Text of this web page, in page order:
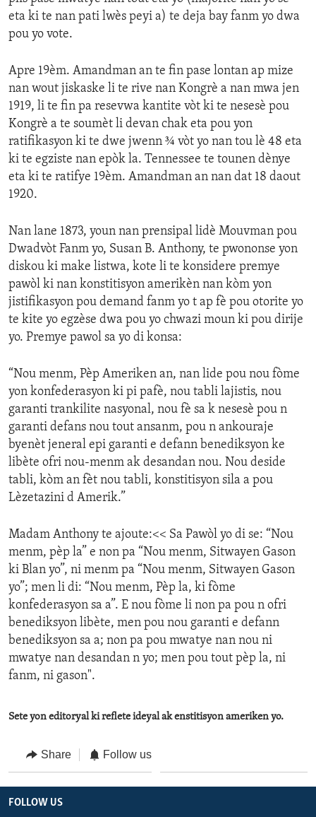
eta ki te nan pati lwès peyi a) te deja bay fanm yo dwa
pou yo vote.
Apre 19èm. Amandman an te fin pase lontan ap mize
nan wout jiskaske li te rive nan Kongrè a nan mwa jen
1919, li te fin pa resevwa kantite vòt ki te nesesè pou
Kongrè a te soumèt li devan chak eta pou yon
ratifikasyon ki te dwe jwenn ¾ vòt yo nan tou lè 48 eta
ki te egziste nan epòk la. Tennessee te tounen dènye
eta ki te ratifye 19èm. Amandman an nan dat 18 daout
1920.
Nan lane 1873, youn nan prensipal lidè Mouvman pou
Dwadvòt Fanm yo, Susan B. Anthony, te pwononse yon
diskou ki make listwa, kote li te konsidere premye
pawòl ki nan konstitisyon amerikèn nan kòm yon
jistifikasyon pou demand fanm yo t ap fè pou otorite yo
te kite yo egzèse dwa pou yo chwazi moun ki pou dirije
yo. Premye pawol sa yo di konsa:
“Nou menm, Pèp Ameriken an, nan lide pou nou fòme
yon konfederasyon ki pi pafè, nou tabli lajistis, nou
garanti trankilite nasyonal, nou fè sa k nesesè pou n
garanti defans nou tout ansanm, pou n ankouraje
byenèt jeneral epi garanti e defann benediksyon ke
libète ofri nou-menm ak desandan nou. Nou deside
tabli, kòm an fèt nou tabli, konstitisyon sila a pou
Lèzetazini d Amerik.”
Madam Anthony te ajoute:<< Sa Pawòl yo di se: “Nou
menm, pèp la” e non pa “Nou menm, Sitwayen Gason
ki Blan yo”, ni menm pa “Nou menm, Sitwayen Gason
yo”; men li di: “Nou menm, Pèp la, ki fòme
konfederasyon sa a”. E nou fòme li non pa pou n ofri
benediksyon libète, men pou nou garanti e defann
benediksyon sa a; non pa pou mwatye nan nou ni
mwatye nan desandan n yo; men pou tout pèp la, ni
fanm, ni gason".
Sete yon editoryal ki reflete ideyal ak enstitisyon ameriken yo.
Share Follow us
FOLLOW US